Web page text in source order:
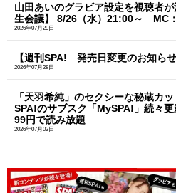
山田あいのグラビア設定を視聴者
生会議】 8/26（水）21:00～ MC
2026年07月29日
【週刊SPA! 発売日変更のお知らせ
2026年07月28日
「天羽希純」のセクシーな秘蔵カ
SPA!のサブスク「MySPA!」続々
99円で読み放題
2026年07月03日